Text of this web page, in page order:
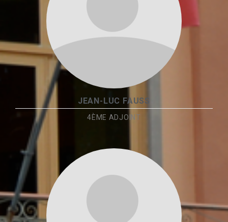
JEAN-LUC FAUSS
4ÈME ADJOINT